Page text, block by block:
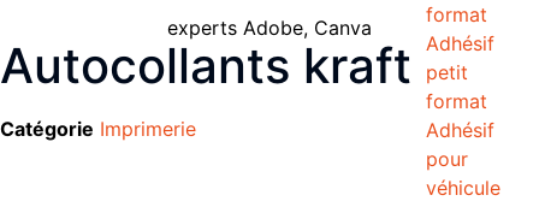
format
Adhésif
petit
format
Adhésif
pour
véhicule
experts Adobe, Canva
Autocollants kraft
Catégorie Imprimerie